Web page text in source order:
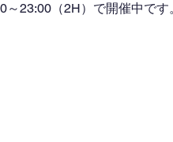
23:00（2H）で開催中です